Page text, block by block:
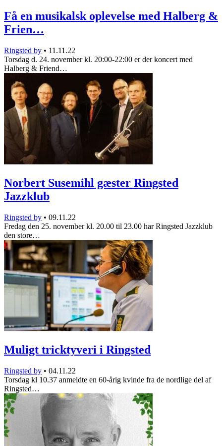
Få en musikalsk oplevelse med Halberg &
Frien…
Ringsted by • 11.11.22
Torsdag d. 24. november kl. 20:00-22:00 er der koncert med
Halberg & Friend…
Norbert Susemihl gæster Ringsted
Jazzklub
Ringsted by • 09.11.22
Fredag den 25. november kl. 20.00 til 23.00 har Ringsted Jazzklub
den store…
Muligt tricktyveri i Ringsted
Ringsted by • 04.11.22
Torsdag kl 10.37 anmeldte en 60-årig kvinde fra de nordlige del af
Ringsted…